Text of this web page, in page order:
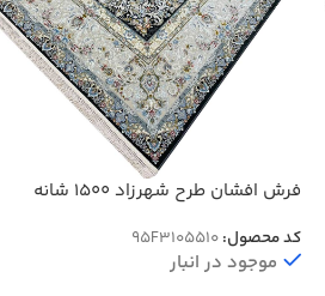
فرش افشان طرح شهرزاد 1500 شانه
کد محصول:95F3105510
موجود در انبار